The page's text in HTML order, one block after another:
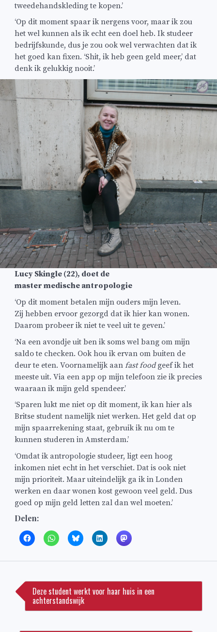
tweedehandskleding te kopen.’
‘Op dit moment spaar ik nergens voor, maar ik zou
het wel kunnen als ik echt een doel heb. Ik studeer
bedrijfskunde, dus je zou ook wel verwachten dat ik
het goed kan fixen. ‘Shit, ik heb geen geld meer,’ dat
denk ik gelukkig nooit.’
Lucy Skingle (22), doet de
master medische antropologie
‘Op dit moment betalen mijn ouders mijn leven.
Zij hebben ervoor gezorgd dat ik hier kan wonen.
Daarom probeer ik niet te veel uit te geven.’
‘Na een avondje uit ben ik soms wel bang om mijn
saldo te checken. Ook hou ik ervan om buiten de
deur te eten. Voornamelijk aan fast foodgeef ik het
meeste uit. Via een app op mijn telefoon zie ik precies
waaraan ik mijn geld spendeer.’
‘Sparen lukt me niet op dit moment, ik kan hier als
Britse student namelijk niet werken. Het geld dat op
mijn spaarrekening staat, gebruik ik nu om te
kunnen studeren in Amsterdam.’
‘Omdat ik antropologie studeer, ligt een hoog
inkomen niet echt in het verschiet. Dat is ook niet
mijn prioriteit. Maar uiteindelijk ga ik in Londen
werken en daar wonen kost gewoon veel geld. Dus
goed op mijn geld letten zal dan wel moeten.’
Delen:
navigatie
Deze student werkt voor haar huis in een
achterstandswijk